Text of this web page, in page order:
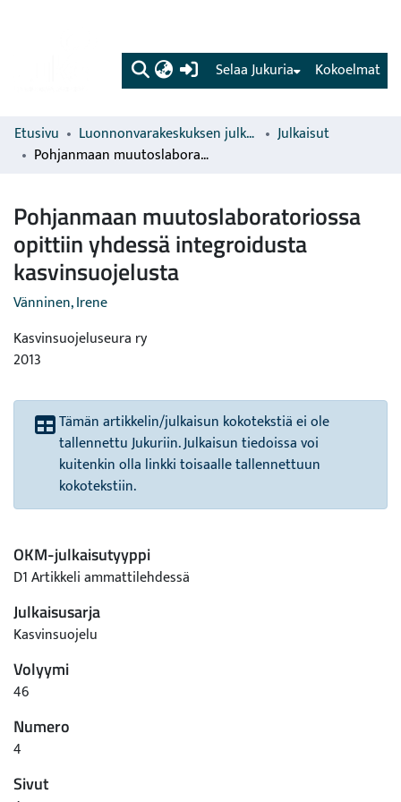
(current) Kokoelmat
Selaa Jukuria
Etusivu Luonnonvarakeskuksen julkaisut
Julkaisut
Pohjanmaan muutoslaboratoriossa opittiin yhdessä integroidusta kasvinsuojelusta
Pohjanmaan muutoslaboratoriossa
opittiin yhdessä integroidusta
kasvinsuojelusta
Vänninen, Irene
Kasvinsuojeluseura ry
2013
Tämän artikkelin/julkaisun kokotekstiä ei ole
tallennettu Jukuriin. Julkaisun tiedoissa voi
kuitenkin olla linkki toisaalle tallennettuun
kokotekstiin.
OKM-julkaisutyyppi
D1 Artikkeli ammattilehdessä
Julkaisusarja
Kasvinsuojelu
Volyymi
46
Numero
4
Sivut